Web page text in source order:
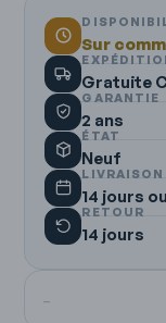
Sur
Gratuite
GARANTIE
2 ans
ÉTAT
Neuf
LIVRAISON
14 jours
RETOUR
14 jours
-